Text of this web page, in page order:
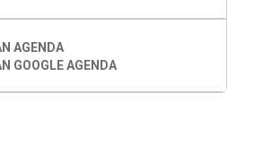
AGENDA
GOOGLE AGENDA